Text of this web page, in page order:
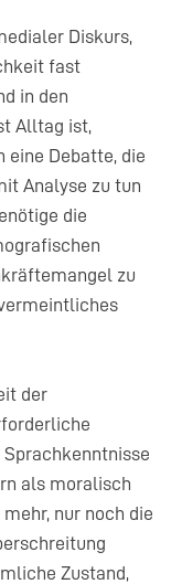
Diskurs,
fast
in den
Alltag ist,
eine Debatte, die
Analyse zu tun
die
zu
der
als moralisch
nur noch die
Zustand,